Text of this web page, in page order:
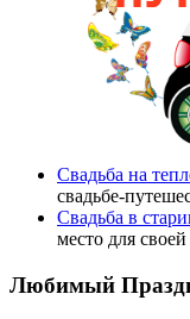
Свадьба на
свадьбе-
Свадьба в
место для
Любимый